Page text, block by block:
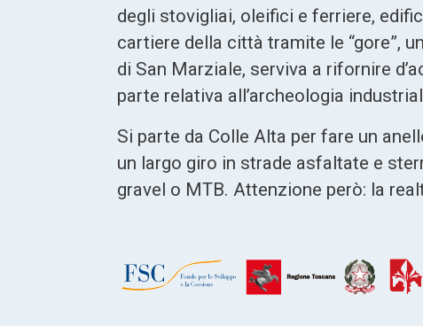
degli stovigliai, oleifici e ferriere,
cartiere della città tramite le “gore”,
di San Marziale, serviva a rifornire
parte relativa all’archeologia
Si parte da Colle Alta per fare un
un largo giro in strade asfaltate e
gravel o MTB. Attenzione però: la